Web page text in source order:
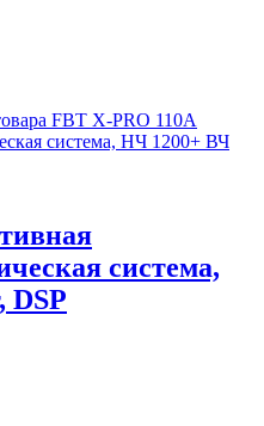
система,
DSP